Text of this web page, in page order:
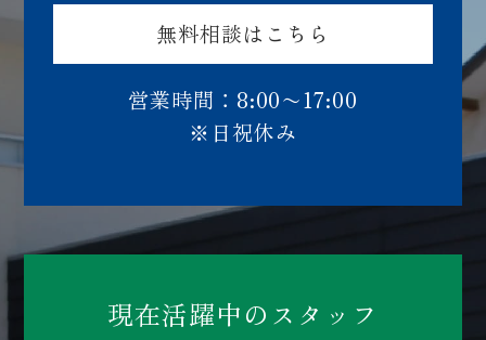
無料相談はこちら
営業時間：8:00〜17:00
※日祝休み
現在活躍中のスタッフ